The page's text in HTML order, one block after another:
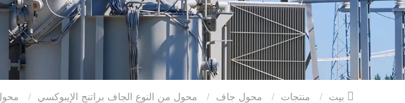
منتجات محول جاف محول من النوع الجاف براتنج الإيبوكسي